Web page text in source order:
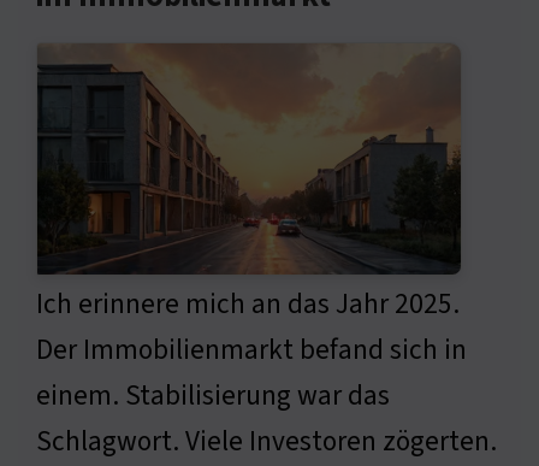
Ich erinnere mich an das Jahr 2025.
Der Immobilienmarkt befand sich in
einem. Stabilisierung war das
Schlagwort. Viele Investoren zögerten.